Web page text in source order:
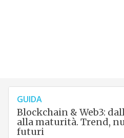
GUIDA
Blockchain & Web3:
alla maturità. Trend,
futuri